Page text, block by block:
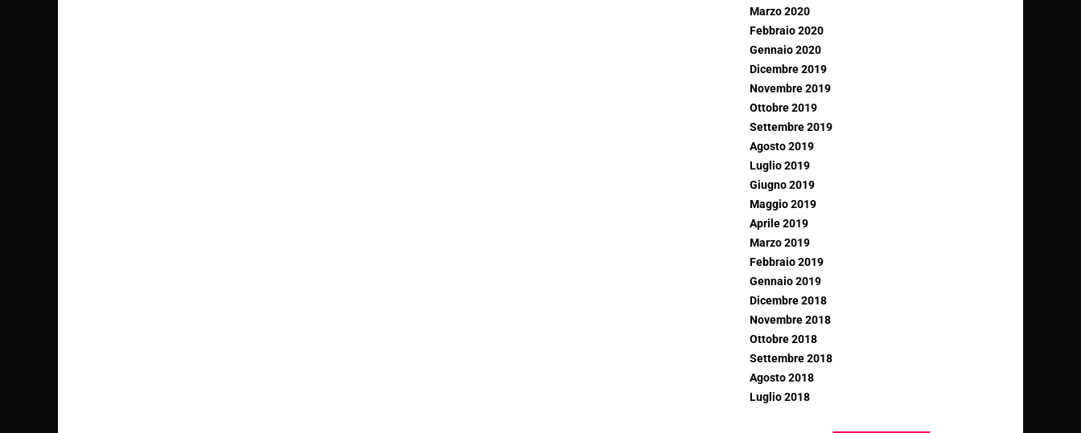
Marzo 2020
Febbraio 2020
Gennaio 2020
Dicembre 2019
Novembre 2019
Ottobre 2019
Settembre 2019
Agosto 2019
Luglio 2019
Giugno 2019
Maggio 2019
Aprile 2019
Marzo 2019
Febbraio 2019
Gennaio 2019
Dicembre 2018
Novembre 2018
Ottobre 2018
Settembre 2018
Agosto 2018
Luglio 2018